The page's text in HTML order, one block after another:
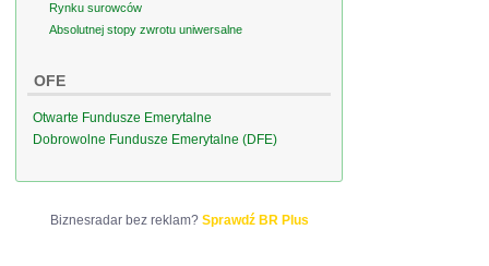
Rynku surowców
Absolutnej stopy zwrotu uniwersalne
OFE
Otwarte Fundusze Emerytalne
Dobrowolne Fundusze Emerytalne (DFE)
Biznesradar bez reklam? Sprawdź BR Plus